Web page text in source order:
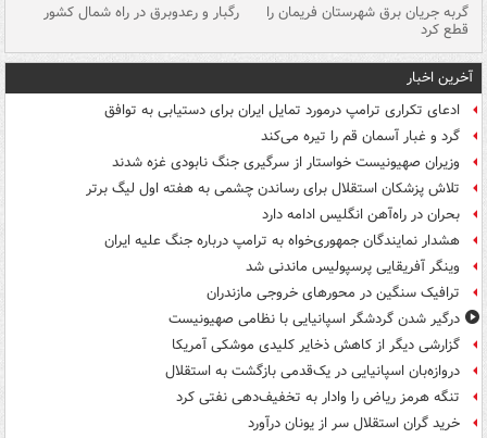
گربه جریان برق شهرستان فریمان را
قطع کرد
رگبار و رعدوبرق در راه شمال کشور
آخرین اخبار
ادعای تکراری ترامپ درمورد تمایل ایران برای دستیابی به توافق
گرد و غبار آسمان قم را تیره می‌کند
وزیران صهیونیست خواستار از سرگیری جنگ نابودی غزه شدند
تلاش پزشکان استقلال برای رساندن چشمی به هفته اول لیگ برتر
بحران در راه‌آهن انگلیس ادامه دارد
هشدار نمایندگان جمهوری‌خواه به ترامپ درباره جنگ علیه ایران
وینگر آفریقایی پرسپولیس ماندنی شد
ترافیک سنگین در محورهای خروجی مازندران
درگیر شدن گردشگر اسپانیایی با نظامی صهیونیست
گزارشی دیگر از کاهش ذخایر کلیدی موشکی آمریکا
دروازه‌بان اسپانیایی در یک‌قدمی بازگشت به استقلال
تنگه هرمز ریاض را وادار به تخفیف‌دهی نفتی کرد
خرید گران استقلال سر از یونان درآورد